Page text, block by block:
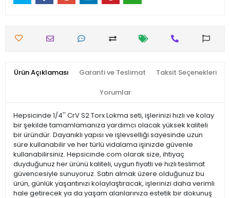
Ürün Açıklaması Garanti ve Teslimat Taksit Seçenekleri
Yorumlar
Hepsicinde 1/4'' CrV S2 Torx Lokma seti, işlerinizi hızlı ve kolay
bir şekilde tamamlamanıza yardımcı olacak yüksek kaliteli
bir üründür. Dayanıklı yapısı ve işlevselliği sayesinde uzun
süre kullanabilir ve her türlü vidalama işinizde güvenle
kullanabilirsiniz. Hepsicinde.com olarak size, ihtiyaç
duyduğunuz her ürünü kaliteli, uygun fiyatlı ve hızlı teslimat
güvencesiyle sunuyoruz. Satın almak üzere olduğunuz bu
ürün, günlük yaşantınızı kolaylaştıracak, işlerinizi daha verimli
hale getirecek ya da yaşam alanlarınıza estetik bir dokunuş